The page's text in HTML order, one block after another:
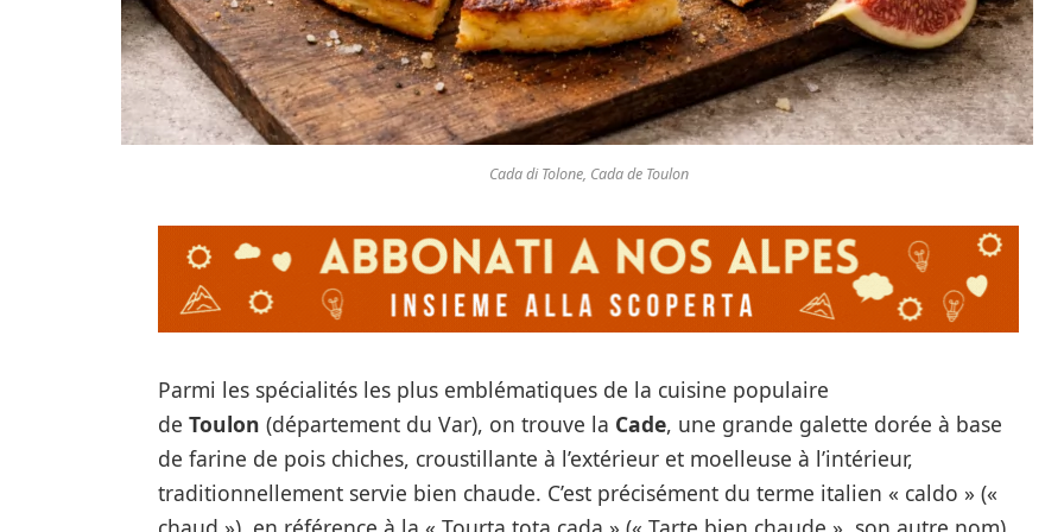
Cada di Tolone, Cada de Toulon
Parmi les spécialités les plus emblématiques de la cuisine populaire
de Toulon (département du Var), on trouve la Cade, une grande galette dorée à base
de farine de pois chiches, croustillante à l’extérieur et moelleuse à l’intérieur,
traditionnellement servie bien chaude. C’est précisément du terme italien « caldo » («